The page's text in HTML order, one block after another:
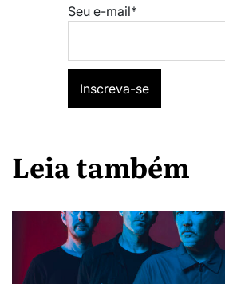
Seu e-mail*
Leia também